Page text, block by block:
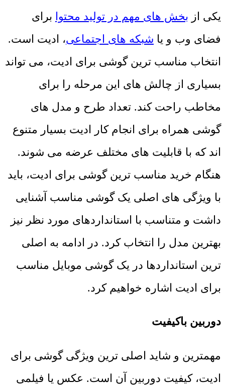
یکی از بخش های مهم در تولید محتوا برای
فضای وب و یا شبکه های اجتماعی، ادیت است.
انتخاب مناسب ترین گوشی برای ادیت، می تواند
بسیاری از چالش های این مرحله را برای
مخاطب راحت کند. تعداد طرح و مدل های
گوشی همراه برای انجام کار ادیت بسیار متنوع
اند که با قابلیت های مختلف عرضه می شوند.
هنگام خرید مناسب ترین گوشی برای ادیت، باید
با ویژگی های اصلی یک گوشی مناسب آشنایی
داشت و متناسب با استانداردهای مورد نظر نیز
بهترین مدل را انتخاب کرد. در ادامه به اصلی
ترین استانداردها در یک گوشی موبایل مناسب
برای ادیت اشاره خواهیم کرد.
دوربین باکیفیت
مهمترین و شاید اصلی ترین ویژگی گوشی برای
ادیت، کیفیت دوربین آن است. عکس یا فیلمی